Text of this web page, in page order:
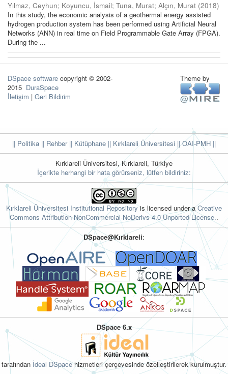
Yılmaz, Ceyhun; Koyuncu, İsmail; Tuna, Murat; Alçın, Murat (2018)
In this study, the economic analysis of a geothermal energy assisted
hydrogen production system has been performed using Artificial Neural
Networks (ANN) in real time on Field Programmable Gate Array (FPGA).
During the ...
DSpace software copyright © 2002-
2015 DuraSpace
İletişim | Geri Bildirim
Theme by
|| Politika || Rehber|| Kütüphane || Kırklareli Üniversitesi ||OAI-PMH ||
Kırklareli Üniversitesi, Kırklareli, Türkiye
İçerikte herhangi bir hata görürseniz, lütfen bildiriniz:
Kırklareli Üniversitesi Institutional Repository is licensed under aCreative
Commons Attribution-NonCommercial-NoDerivs 4.0 Unported License..
DSpace@Kırklareli:
DSpace 6.x
tarafından İdeal DSpacehizmetleri çerçevesinde özelleştirilerek kurulmuştur.